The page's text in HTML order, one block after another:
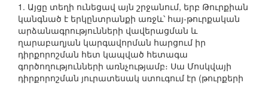
1. Այցը տեղի ունեցավ այն շրջանում, երբ Թուրքիան
կանգնած է երկընտրանքի առջև՝ հայ-թուրքական
արձանագրությունների վավերացման և
ղարաբաղյան կարգավորման հարցում իր
դիրքորոշման հետ կապված հետագա
գործողությունների առնչությամբ։ Սա Մոսկվայի
դիրքորոշման յուրատեսակ ստուգում էր (թուրքերի